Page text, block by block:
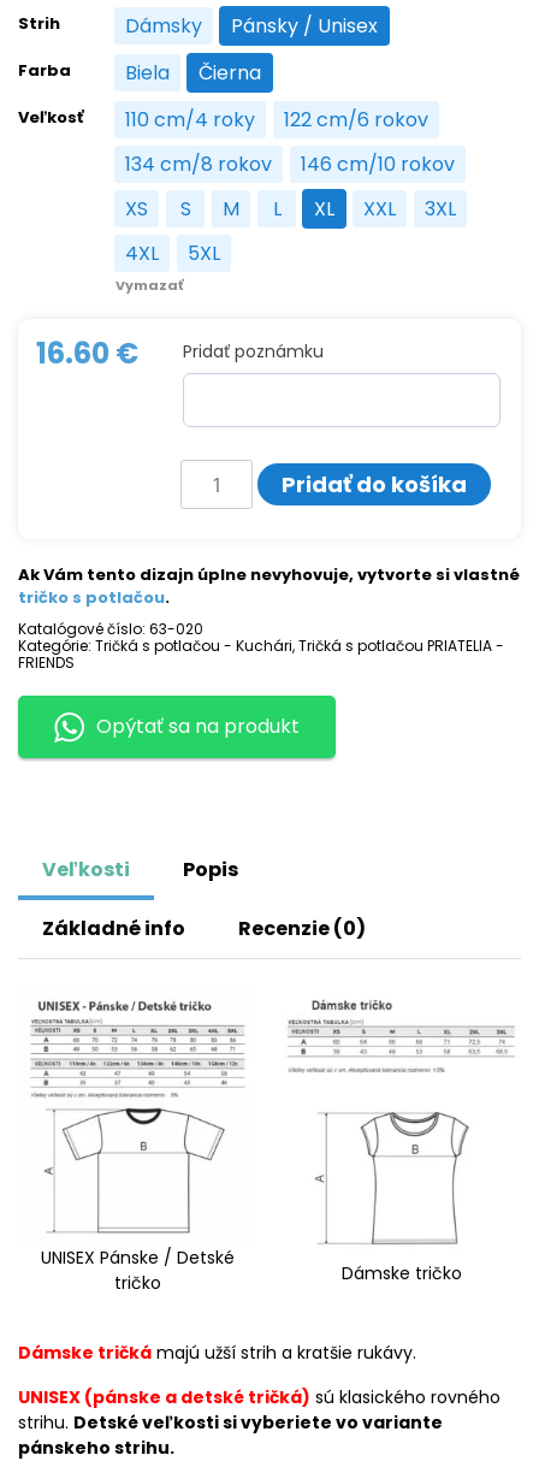
Strih Dámsky
Dámsky Pánsky / Unisex
Pánsky / Unisex
Farba Biela
Biela Čierna
Čierna
Veľkosť 110 cm/4 roky
110 cm/4 roky122 cm/6 rokov
122 cm/6 rokov
134 cm/8 rokov
134 cm/8 rokov146 cm/10 rokov
146 cm/10 rokov
XS
XS S
S M
M LL XL
XL XXL
XXL 3XL
3XL
4XL
4XL 5XL
5XL
Vymazať
16.60€ Pridať poznámku
množstvo
Tričko
s
Pridať do košíka
Ak Vám tento dizajn úplne nevyhovuje, vytvorte si vlastné
tričko s potlačou.
Katalógové číslo: 63-020
Kategórie: Tričká s potlačou - Kuchári,Tričká s potlačou PRIATELIA -
FRIENDS
Opýtať sa na produkt
Veľkosti Popis
Základné info Recenzie (0)
UNISEX Pánske / Detské
tričko
Dámske tričko
Dámske tričká majú užší strih a kratšie rukávy.
UNISEX (pánske a detské tričká) sú klasického rovného
strihu. Detské veľkosti si vyberiete vo variante
pánskeho strihu.